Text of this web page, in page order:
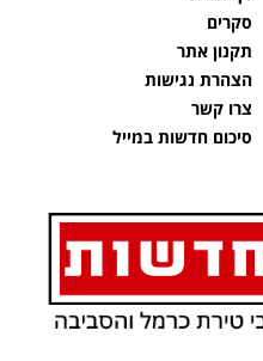
סקרים
תקנון אתר
הצהרת נגישות
צרו קשר
סיכום חדשות במייל